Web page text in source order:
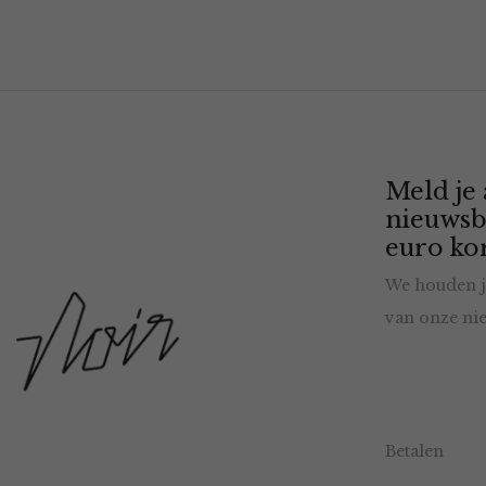
Meld je
euro
We houden
van onze
Betalen